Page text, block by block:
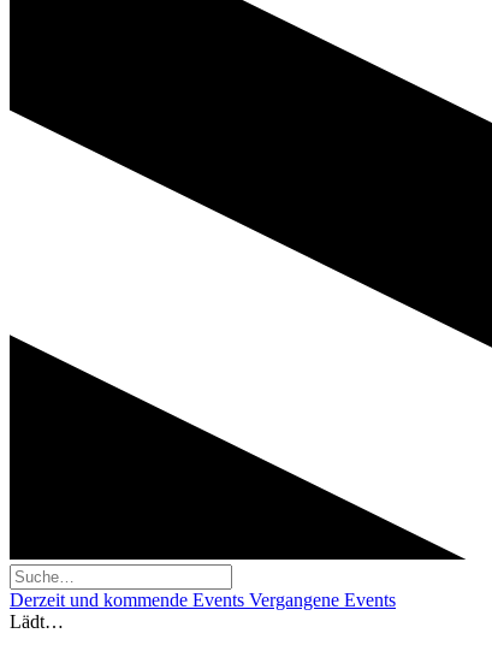
Derzeit und kommende Events Vergangene Events
Lädt…